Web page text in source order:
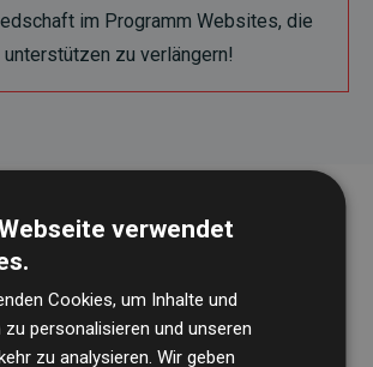
im Programm Websites, die
zu verlängern!
verwendet
Cookies, um Inhalte und
zu personalisieren und unseren
zu analysieren. Wir geben